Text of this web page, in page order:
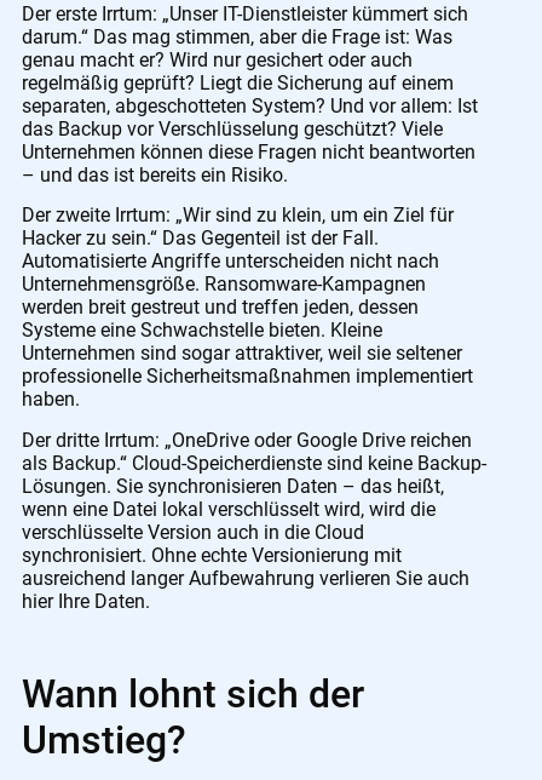
Der erste Irrtum: „Unser IT-Dienstleister kümmert sich
darum.“ Das mag stimmen, aber die Frage ist: Was
genau macht er? Wird nur gesichert oder auch
regelmäßig geprüft? Liegt die Sicherung auf einem
separaten, abgeschotteten System? Und vor allem: Ist
das Backup vor Verschlüsselung geschützt? Viele
Unternehmen können diese Fragen nicht beantworten
– und das ist bereits ein Risiko.
Der zweite Irrtum: „Wir sind zu klein, um ein Ziel für
Hacker zu sein.“ Das Gegenteil ist der Fall.
Automatisierte Angriffe unterscheiden nicht nach
Unternehmensgröße. Ransomware-Kampagnen
werden breit gestreut und treffen jeden, dessen
Systeme eine Schwachstelle bieten. Kleine
Unternehmen sind sogar attraktiver, weil sie seltener
professionelle Sicherheitsmaßnahmen implementiert
haben.
Der dritte Irrtum: „OneDrive oder Google Drive reichen
als Backup.“ Cloud-Speicherdienste sind keine Backup-
Lösungen. Sie synchronisieren Daten – das heißt,
wenn eine Datei lokal verschlüsselt wird, wird die
verschlüsselte Version auch in die Cloud
synchronisiert. Ohne echte Versionierung mit
ausreichend langer Aufbewahrung verlieren Sie auch
hier Ihre Daten.
Wann lohnt sich der
Umstieg?